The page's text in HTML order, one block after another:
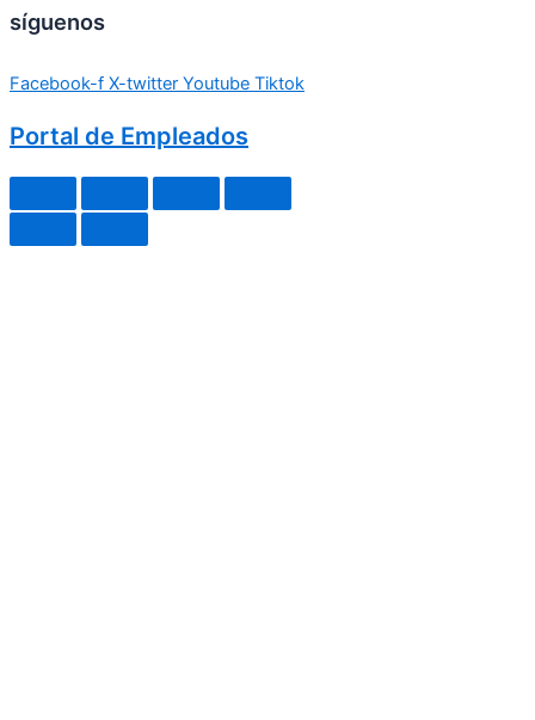
síguenos
Facebook-f X-twitter Youtube Tiktok
Portal de Empleados